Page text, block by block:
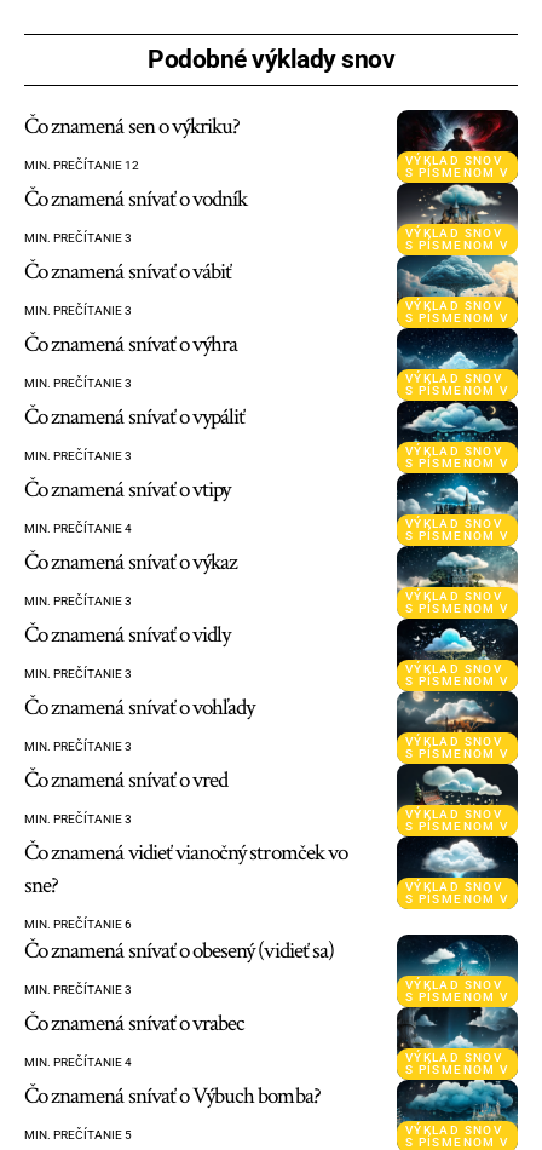
Podobné výklady snov
VÝKLAD SNOV
S PÍSMENOM V
Čo znamená sen o výkriku?
MIN. PREČÍTANIE 12
VÝKLAD SNOV
S PÍSMENOM V
Čo znamená snívať o vodník
MIN. PREČÍTANIE 3
VÝKLAD SNOV
S PÍSMENOM V
Čo znamená snívať o vábiť
MIN. PREČÍTANIE 3
VÝKLAD SNOV
S PÍSMENOM V
Čo znamená snívať o výhra
MIN. PREČÍTANIE 3
VÝKLAD SNOV
S PÍSMENOM V
Čo znamená snívať o vypáliť
MIN. PREČÍTANIE 3
VÝKLAD SNOV
S PÍSMENOM V
Čo znamená snívať o vtipy
MIN. PREČÍTANIE 4
VÝKLAD SNOV
S PÍSMENOM V
Čo znamená snívať o výkaz
MIN. PREČÍTANIE 3
VÝKLAD SNOV
S PÍSMENOM V
Čo znamená snívať o vidly
MIN. PREČÍTANIE 3
VÝKLAD SNOV
S PÍSMENOM V
Čo znamená snívať o vohľady
MIN. PREČÍTANIE 3
VÝKLAD SNOV
S PÍSMENOM V
Čo znamená snívať o vred
MIN. PREČÍTANIE 3
VÝKLAD SNOV
S PÍSMENOM V
Čo znamená vidieť vianočný stromček vo
sne?
MIN. PREČÍTANIE 6
VÝKLAD SNOV
S PÍSMENOM V
Čo znamená snívať o obesený (vidieť sa)
MIN. PREČÍTANIE 3
VÝKLAD SNOV
S PÍSMENOM V
Čo znamená snívať o vrabec
MIN. PREČÍTANIE 4
VÝKLAD SNOV
S PÍSMENOM V
Čo znamená snívať o Výbuch bomba?
MIN. PREČÍTANIE 5